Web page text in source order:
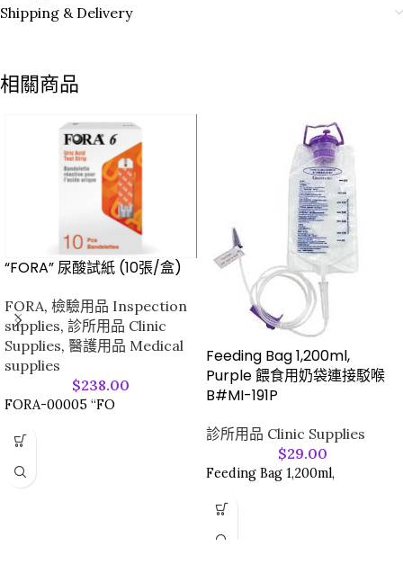
Shipping & Delivery
相關商品
“FORA” 尿酸試紙 (10張/盒)
FORA, 檢驗用品 Inspection
supplies, 診所用品 Clinic
Supplies, 醫護用品 Medical
supplies
$238.00
FORA-00005 “FO
Feeding Bag 1,200ml,
Purple 餵食用奶袋連接駁喉
B#MI-191P
診所用品 Clinic Supplies
$29.00
Feeding Bag 1,200ml,